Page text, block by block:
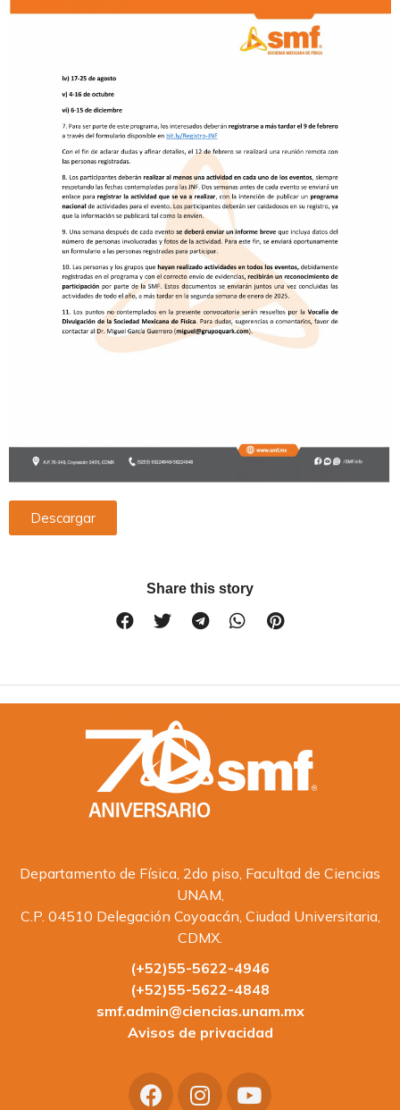
Descargar
Share this story
Departamento de Física, 2do piso, Facultad de Ciencias
UNAM,
C.P. 04510 Delegación Coyoacán, Ciudad Universitaria,
CDMX.
(+52)55-5622-4946
(+52)55-5622-4848
smf.admin@ciencias.unam.mx
Avisos de privacidad